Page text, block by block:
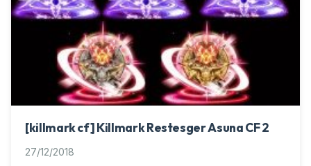
[killmark cf] Killmark Restesger Asuna CF 2
27/12/2018